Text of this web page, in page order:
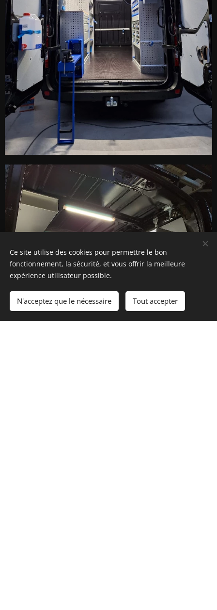
Ce site utilise des cookies pour permettre le bon
fonctionnement, la sécurité, et vous offrir la meilleure
expérience utilisateur possible.
N'acceptez que le nécessaire Tout accepter